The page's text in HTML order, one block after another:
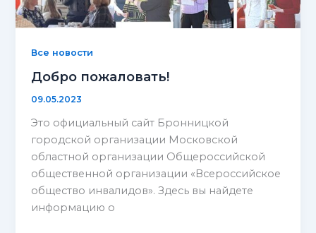
Все новости
Добро пожаловать!
09.05.2023
Это официальный сайт Бронницкой
городской организации Московской
областной организации Общероссийской
общественной организации «Всероссийское
общество инвалидов». Здесь вы найдете
информацию о